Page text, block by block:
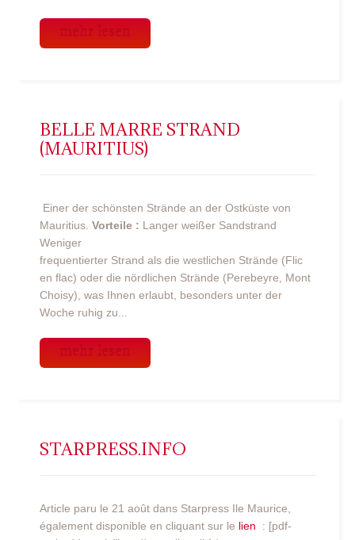
mehr lesen
BELLE MARRE STRAND
(MAURITIUS)
Einer der schönsten Strände an der Ostküste von
Mauritius. Vorteile : Langer weißer Sandstrand
Weniger
frequentierter Strand als die westlichen Strände (Flic
en flac) oder die nördlichen Strände (Perebeyre, Mont
Choisy), was Ihnen erlaubt, besonders unter der
Woche ruhig zu...
mehr lesen
STARPRESS.INFO
Article paru le 21 août dans Starpress Ile Maurice,
également disponible en cliquant sur le lien : [pdf-